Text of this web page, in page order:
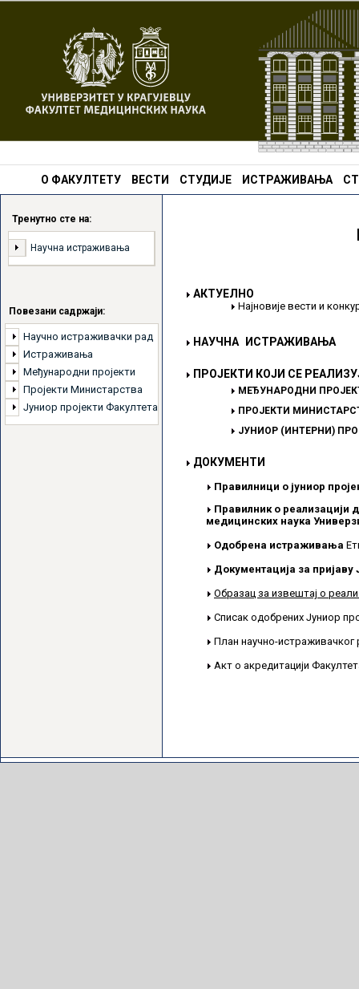
О ФАКУЛТЕТУ ВЕСТИ СТУДИЈЕ ИСТРАЖИВАЊА
Тренутно сте на:
Научна истраживања
Повезани садржаји:
Научно истраживачки рад
Истраживања
Међународни пројекти
Пројекти Министарства
Јуниор пројекти Факултета
АКТУЕЛНО
Најновије вести и
НАУЧНА ИСТРАЖИВАЊА
ПРОЈЕКТИ КОЈИ СЕ
МЕЂУНАРОДНИ
ПРОЈЕКТИ
ЈУНИОР (ИНТЕРНИ)
ДОКУМЕНТИ
Правилници о јуниор
Правилник о реализацији
медицинских наука
Одобрена истраживања
Документација за
Образац за извештај о
Списак одобрених Јуниор
План научно-истраживачког
Акт о акредитацији